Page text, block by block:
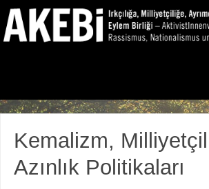
Kemalizm,
Azınlık Politikaları